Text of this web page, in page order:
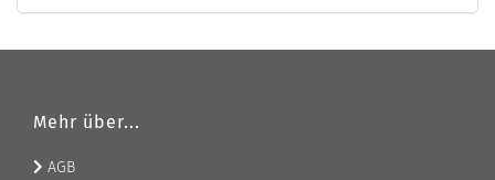
Mehr über...
AGB